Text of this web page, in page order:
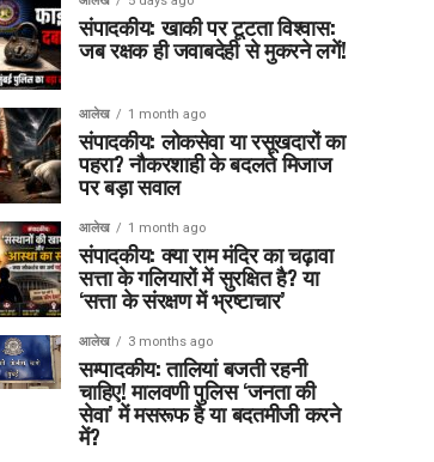
संपादकीय: खाकी पर टूटता विश्वास:
जब रक्षक ही जवाबदेही से मुकरने लगें!
आलेख 1 month ago
संपादकीय: लोकसेवा या रसूखदारों का
पहरा? नौकरशाही के बदलते मिजाज
पर बड़ा सवाल
आलेख 1 month ago
संपादकीय: क्या राम मंदिर का चढ़ावा
सत्ता के गलियारों में सुरक्षित है? या
‘सत्ता के संरक्षण में भ्रष्टाचार’
आलेख 3 months ago
सम्पादकीय: तालियां बजती रहनी
चाहिए! मालवणी पुलिस ‘जनता की
सेवा’ में मसरूफ है या बदतमीजी करने
में?